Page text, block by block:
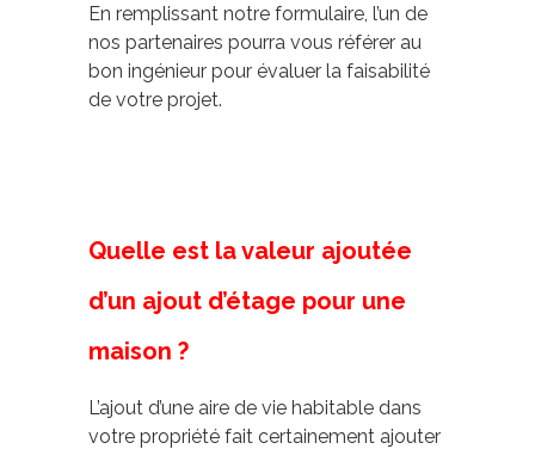
En remplissant notre formulaire, l’un de
nos partenaires pourra vous référer au
bon ingénieur pour évaluer la faisabilité
de votre projet.
Quelle est la valeur ajoutée
d’un ajout d’étage pour une
maison ?
L’ajout d’une aire de vie habitable dans
votre propriété fait certainement ajouter